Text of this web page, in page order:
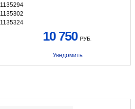
1135294
1135302
1135324
10 750 РУБ.
Уведомить